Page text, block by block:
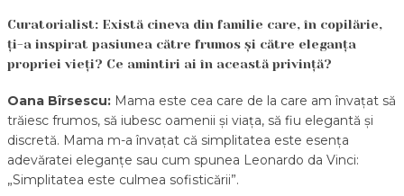
Curatorialist: Există cineva din familie care, în copilărie,
ți-a inspirat pasiunea către frumos și către eleganța
propriei vieți? Ce amintiri ai în această privință?
Oana Bîrsescu: Mama este cea care de la care am învațat să
trăiesc frumos, să iubesc oamenii și viața, să fiu elegantă și
discretă. Mama m-a învațat că simplitatea este esența
adevăratei eleganțe sau cum spunea Leonardo da Vinci:
„Simplitatea este culmea sofisticării”.